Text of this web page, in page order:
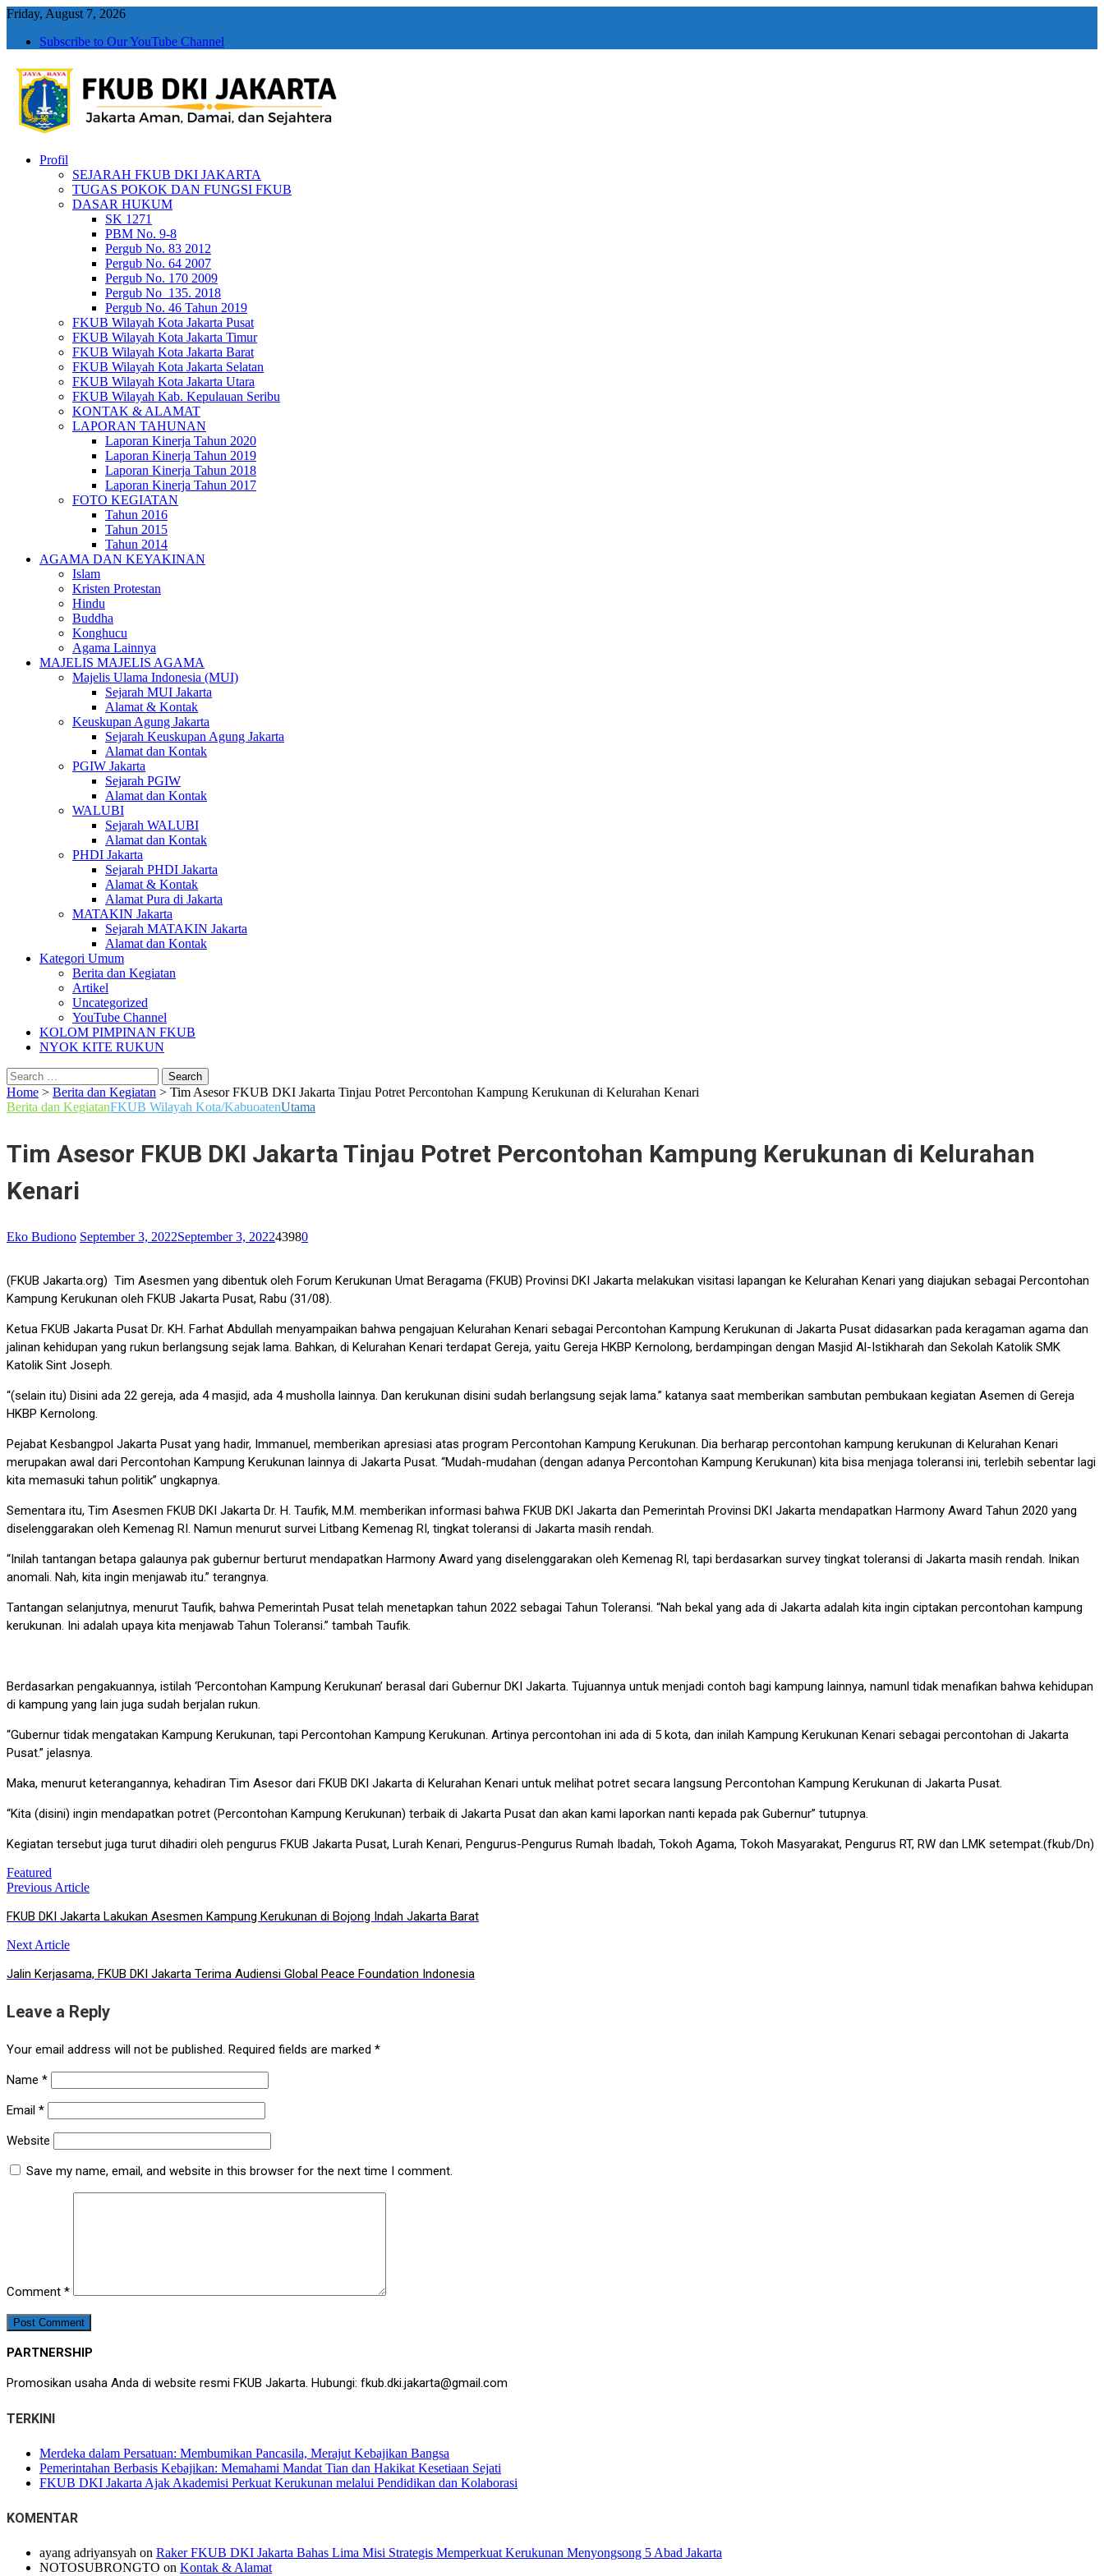
Friday, August 7, 2026
Subscribe to Our YouTube Channel
FKUB DKI Jakarta
Jakarta Aman, Jakarta Damai dan Rukun
Profil
SEJARAH FKUB DKI JAKARTA
TUGAS POKOK DAN FUNGSI FKUB
DASAR HUKUM
SK 1271
PBM No. 9-8
Pergub No. 83 2012
Pergub No. 64 2007
Pergub No. 170 2009
Pergub No_135. 2018
Pergub No. 46 Tahun 2019
FKUB Wilayah Kota Jakarta Pusat
FKUB Wilayah Kota Jakarta Timur
FKUB Wilayah Kota Jakarta Barat
FKUB Wilayah Kota Jakarta Selatan
FKUB Wilayah Kota Jakarta Utara
FKUB Wilayah Kab. Kepulauan Seribu
KONTAK & ALAMAT
LAPORAN TAHUNAN
Laporan Kinerja Tahun 2020
Laporan Kinerja Tahun 2019
Laporan Kinerja Tahun 2018
Laporan Kinerja Tahun 2017
FOTO KEGIATAN
Tahun 2016
Tahun 2015
Tahun 2014
AGAMA DAN KEYAKINAN
Islam
Kristen Protestan
Hindu
Buddha
Konghucu
Agama Lainnya
MAJELIS MAJELIS AGAMA
Majelis Ulama Indonesia (MUI)
Sejarah MUI Jakarta
Alamat & Kontak
Keuskupan Agung Jakarta
Sejarah Keuskupan Agung Jakarta
Alamat dan Kontak
PGIW Jakarta
Sejarah PGIW
Alamat dan Kontak
WALUBI
Sejarah WALUBI
Alamat dan Kontak
PHDI Jakarta
Sejarah PHDI Jakarta
Alamat & Kontak
Alamat Pura di Jakarta
MATAKIN Jakarta
Sejarah MATAKIN Jakarta
Alamat dan Kontak
Kategori Umum
Berita dan Kegiatan
Artikel
Uncategorized
YouTube Channel
KOLOM PIMPINAN FKUB
NYOK KITE RUKUN
Search
for:
Home > Berita dan Kegiatan > Tim Asesor FKUB DKI Jakarta Tinjau Potret Percontohan Kampung Kerukunan di Kelurahan Kenari
Berita dan KegiatanFKUB Wilayah Kota/KabuoatenUtama
Tim Asesor FKUB DKI Jakarta Tinjau Potret Percontohan Kampung Kerukunan di Kelurahan
Kenari
Eko Budiono September 3, 2022September 3, 202243980
(FKUB Jakarta.org) Tim Asesmen yang dibentuk oleh Forum Kerukunan Umat Beragama (FKUB) Provinsi DKI Jakarta melakukan visitasi lapangan ke Kelurahan Kenari yang diajukan sebagai Percontohan
Kampung Kerukunan oleh FKUB Jakarta Pusat, Rabu (31/08).
Ketua FKUB Jakarta Pusat Dr. KH. Farhat Abdullah menyampaikan bahwa pengajuan Kelurahan Kenari sebagai Percontohan Kampung Kerukunan di Jakarta Pusat didasarkan pada keragaman agama dan
jalinan kehidupan yang rukun berlangsung sejak lama. Bahkan, di Kelurahan Kenari terdapat Gereja, yaitu Gereja HKBP Kernolong, berdampingan dengan Masjid Al-Istikharah dan Sekolah Katolik SMK
Katolik Sint Joseph.
“(selain itu) Disini ada 22 gereja, ada 4 masjid, ada 4 musholla lainnya. Dan kerukunan disini sudah berlangsung sejak lama.” katanya saat memberikan sambutan pembukaan kegiatan Asemen di Gereja
HKBP Kernolong.
Pejabat Kesbangpol Jakarta Pusat yang hadir, Immanuel, memberikan apresiasi atas program Percontohan Kampung Kerukunan. Dia berharap percontohan kampung kerukunan di Kelurahan Kenari
merupakan awal dari Percontohan Kampung Kerukunan lainnya di Jakarta Pusat. “Mudah-mudahan (dengan adanya Percontohan Kampung Kerukunan) kita bisa menjaga toleransi ini, terlebih sebentar lagi
kita memasuki tahun politik” ungkapnya.
Sementara itu, Tim Asesmen FKUB DKI Jakarta Dr. H. Taufik, M.M. memberikan informasi bahwa FKUB DKI Jakarta dan Pemerintah Provinsi DKI Jakarta mendapatkan Harmony Award Tahun 2020 yang
diselenggarakan oleh Kemenag RI. Namun menurut survei Litbang Kemenag RI, tingkat toleransi di Jakarta masih rendah.
“Inilah tantangan betapa galaunya pak gubernur berturut mendapatkan Harmony Award yang diselenggarakan oleh Kemenag RI, tapi berdasarkan survey tingkat toleransi di Jakarta masih rendah. Inikan
anomali. Nah, kita ingin menjawab itu.” terangnya.
Tantangan selanjutnya, menurut Taufik, bahwa Pemerintah Pusat telah menetapkan tahun 2022 sebagai Tahun Toleransi. “Nah bekal yang ada di Jakarta adalah kita ingin ciptakan percontohan kampung
kerukunan. Ini adalah upaya kita menjawab Tahun Toleransi.” tambah Taufik.
Berdasarkan pengakuannya, istilah ‘Percontohan Kampung Kerukunan’ berasal dari Gubernur DKI Jakarta. Tujuannya untuk menjadi contoh bagi kampung lainnya, namunl tidak menafikan bahwa kehidupan
di kampung yang lain juga sudah berjalan rukun.
“Gubernur tidak mengatakan Kampung Kerukunan, tapi Percontohan Kampung Kerukunan. Artinya percontohan ini ada di 5 kota, dan inilah Kampung Kerukunan Kenari sebagai percontohan di Jakarta
Pusat.” jelasnya.
Maka, menurut keterangannya, kehadiran Tim Asesor dari FKUB DKI Jakarta di Kelurahan Kenari untuk melihat potret secara langsung Percontohan Kampung Kerukunan di Jakarta Pusat.
“Kita (disini) ingin mendapatkan potret (Percontohan Kampung Kerukunan) terbaik di Jakarta Pusat dan akan kami laporkan nanti kepada pak Gubernur” tutupnya.
Kegiatan tersebut juga turut dihadiri oleh pengurus FKUB Jakarta Pusat, Lurah Kenari, Pengurus-Pengurus Rumah Ibadah, Tokoh Agama, Tokoh Masyarakat, Pengurus RT, RW dan LMK setempat.(fkub/Dn)
Featured
Post
navigation
Previous Article
FKUB DKI Jakarta Lakukan Asesmen Kampung Kerukunan di Bojong Indah Jakarta Barat
Next Article
Jalin Kerjasama, FKUB DKI Jakarta Terima Audiensi Global Peace Foundation Indonesia
Leave a Reply
Your email address will not be published. Required fields are marked *
Name *
Email *
Website
Save my name, email, and website in this browser for the next time I comment.
Comment *
PARTNERSHIP
Promosikan usaha Anda di website resmi FKUB Jakarta. Hubungi: fkub.dki.jakarta@gmail.com
TERKINI
Merdeka dalam Persatuan: Membumikan Pancasila, Merajut Kebajikan Bangsa
Pemerintahan Berbasis Kebajikan: Memahami Mandat Tian dan Hakikat Kesetiaan Sejati
FKUB DKI Jakarta Ajak Akademisi Perkuat Kerukunan melalui Pendidikan dan Kolaborasi
KOMENTAR
ayang adriyansyah on Raker FKUB DKI Jakarta Bahas Lima Misi Strategis Memperkuat Kerukunan Menyongsong 5 Abad Jakarta
NOTOSUBRONGTO on Kontak & Alamat